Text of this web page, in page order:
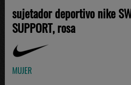
sujetador deportivo nike
SUPPORT, rosa
MUJER